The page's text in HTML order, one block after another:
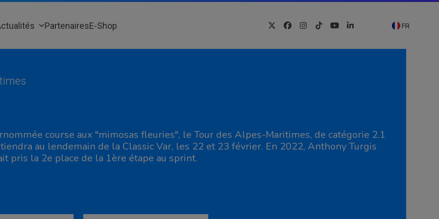
PartenairesE-Shop TwitterFacebook
Instagram
TiktokYouTubeLinkedIn FR
course aux "mimosas fleuries", le Tour des Alpes-Maritimes, de catégorie 2.1
au lendemain de la Classic Var, les 22 et 23 février. En 2022, Anthony Turgis
pris la 2e place de la 1ère étape au sprint.